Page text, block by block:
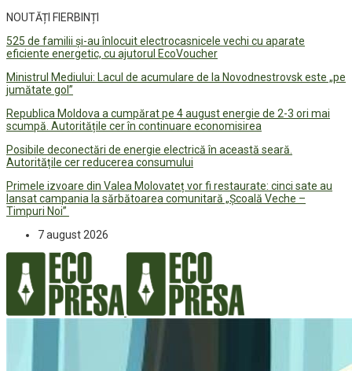
NOUTĂȚI FIERBINȚI
525 de familii și-au înlocuit electrocasnicele vechi cu aparate
eficiente energetic, cu ajutorul EcoVoucher
Ministrul Mediului: Lacul de acumulare de la Novodnestrovsk este „pe
jumătate gol”
Republica Moldova a cumpărat pe 4 august energie de 2-3 ori mai
scumpă. Autoritățile cer în continuare economisirea
Posibile deconectări de energie electrică în această seară.
Autoritățile cer reducerea consumului
Primele izvoare din Valea Molovateț vor fi restaurate: cinci sate au
lansat campania la sărbătoarea comunitară „Școală Veche –
Timpuri Noi”
7 august 2026